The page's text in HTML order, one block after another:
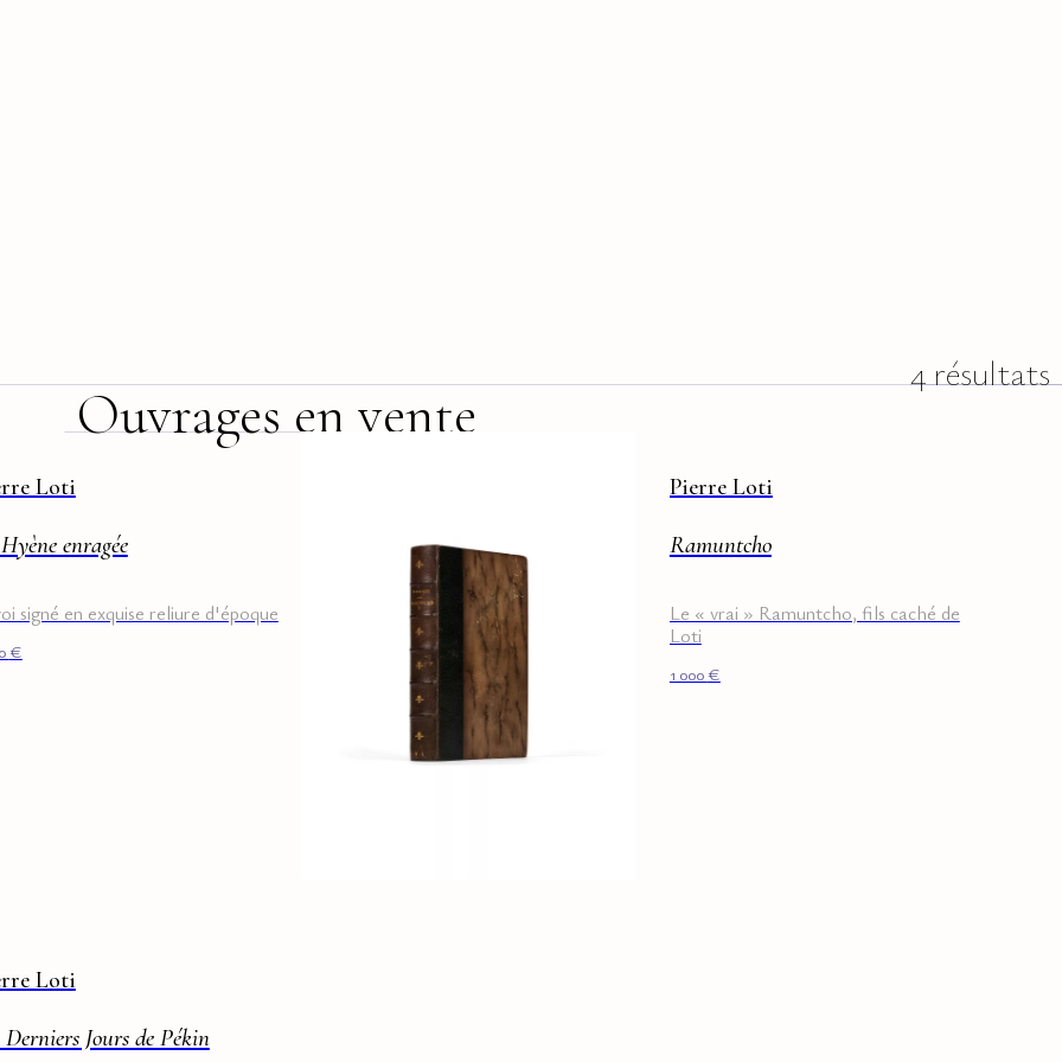
Ouvrages en vente
4 résultats
Loti
enragée
signé en exquise reliure d'époque
€
Pierre Loti
Ramuntcho
Le « vrai » Ramuntcho, fils caché de
Loti
1 000€
Loti
Derniers Jours de Pékin